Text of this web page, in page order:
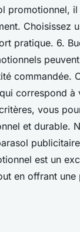
promotionnel,
Choisissez
pratique. 6.
commandée.
correspond
vous
et durable.
est un
en offrant